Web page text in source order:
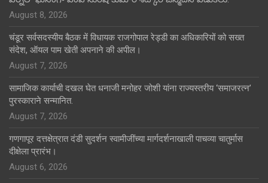
August 8, 2026
चंडूर सर्वसदस्यीय बैठक में विधायक राजगोपाल रेड्डी का अधिकारियों को सख्त
संदेश, ऑयल पाम खेती अपनाने की अपील।
August 7, 2026
सामाजिक कार्याची दखल घेत धनाजी मनोहर जोशी यांना राज्यस्तरीय ‘समाजरत्न’
पुरस्काराने सन्मानित.
August 7, 2026
गणगापूर दत्तक्षेत्रात दंडी सुदर्शन स्वामीजींच्या मार्गदर्शनाखाली पाचव्या चातुर्मास
दीक्षेला प्रारंभ।
August 6, 2026